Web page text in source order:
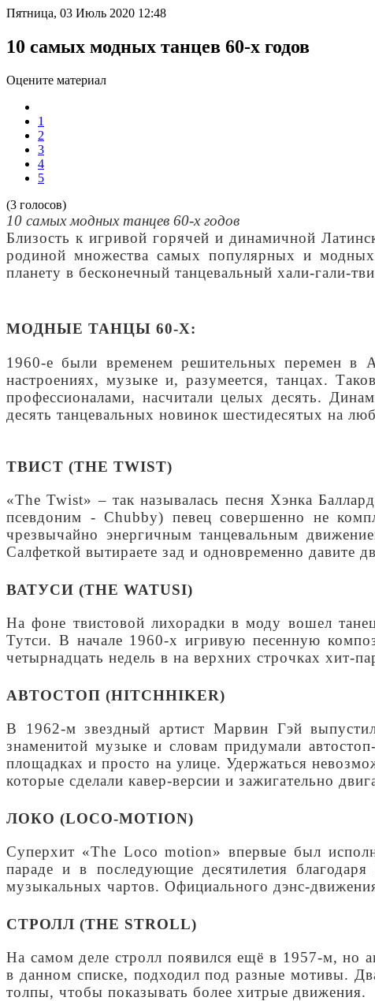
Пятница, 03 Июль 2020 12:48
10 самых модных танцев 60-х годов
Оцените материал
1
2
3
4
5
(3 голосов)
10 самых модных танцев 60-х годов
Близость к игривой горячей и динамичной
родиной множества самых популярных и
планету в бесконечный танцевальный хали-гали-
МОДНЫЕ ТАНЦЫ 60-Х:
1960-е были временем решительных перемен в
настроениях, музыке и, разумеется, танцах.
профессионалами, насчитали целых десять.
десять танцевальных новинок шестидесятых на
ТВИСТ (THE TWIST)
«The Twist» – так называлась песня Хэнка
псевдоним - Chubby) певец совершенно не
чрезвычайно энергичным танцевальным
Салфеткой вытираете зад и одновременно давите
ВАТУСИ (THE WATUSI)
На фоне твистовой лихорадки в моду вошел
Тутси. В начале 1960-х игривую песенную
четырнадцать недель в на верхних строчках хит-
АВТОСТОП (HITCHHIKER)
В 1962-м звездный артист Марвин Гэй
знаменитой музыке и словам придумали
площадках и просто на улице. Удержаться
которые сделали кавер-версии и зажигательно
ЛОКО (LOCO-MOTION)
Суперхит «The Loco motion» впервые был
параде и в последующие десятилетия
музыкальных чартов. Официального дэнс-
СТРОЛЛ (THE STROLL)
На самом деле стролл появился ещё в 1957-м, но
в данном списке, подходил под разные мотивы.
толпы, чтобы показывать более хитрые движения.